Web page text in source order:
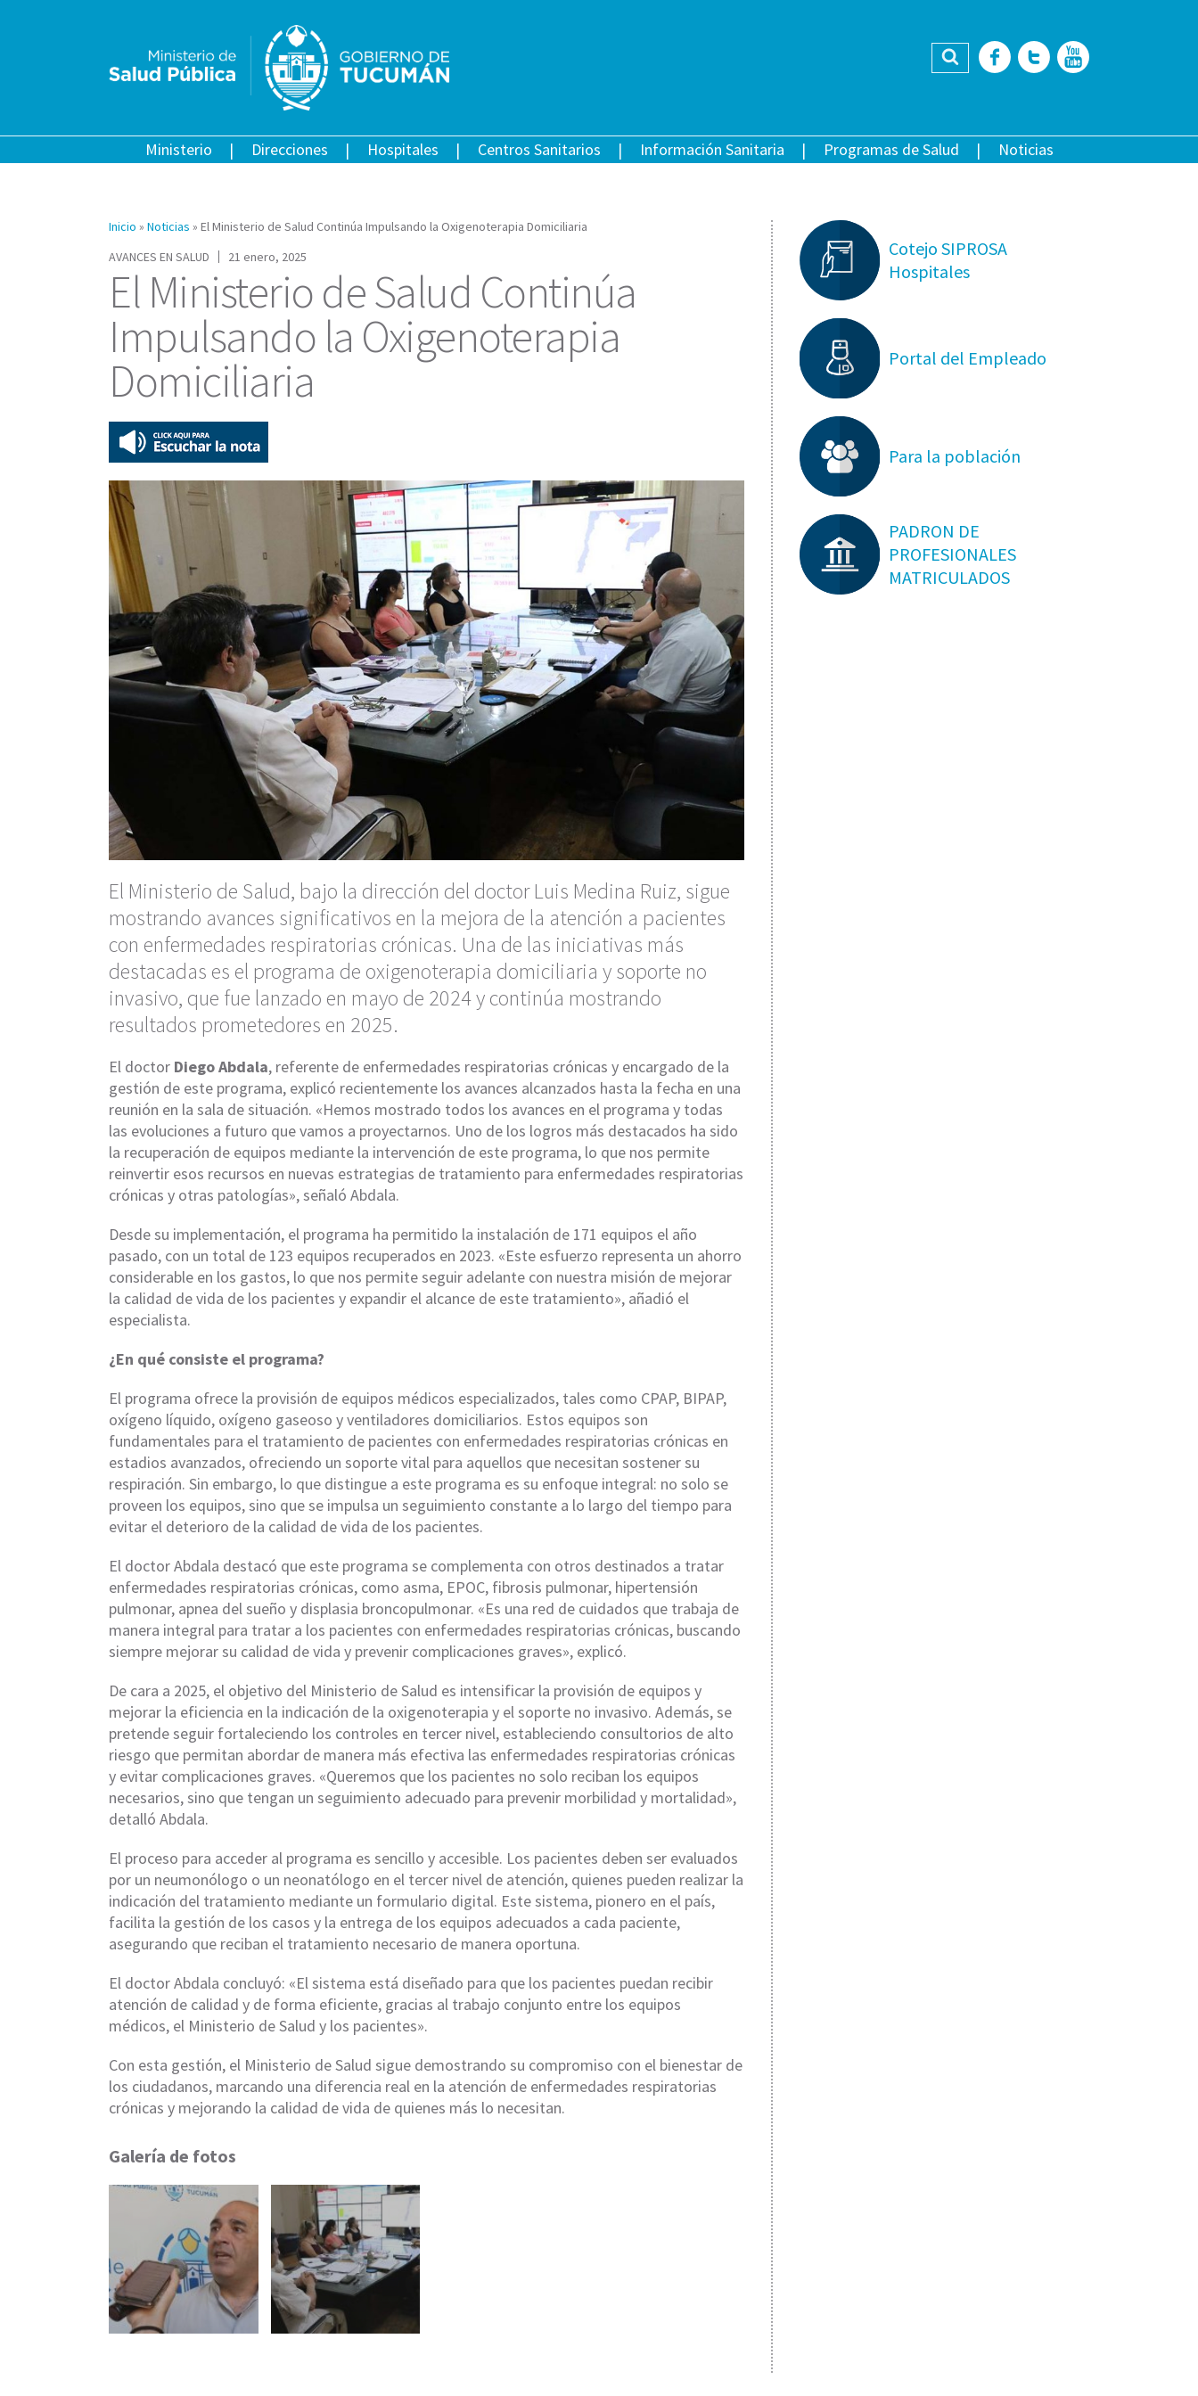
Buscar Facebook
Twitter
Ministerio Direcciones Hospitales Centros Sanitarios Información Sanitaria Programas de Salud Noticias
Inicio » Noticias » El Ministerio de Salud Continúa Impulsando la Oxigenoterapia Domiciliaria
AVANCES EN SALUD
21 enero, 2025
El Ministerio de Salud Continúa
Impulsando la Oxigenoterapia
Domiciliaria
El Ministerio de Salud, bajo la dirección del doctor Luis Medina Ruiz, sigue
mostrando avances significativos en la mejora de la atención a pacientes
con enfermedades respiratorias crónicas. Una de las iniciativas más
destacadas es el programa de oxigenoterapia domiciliaria y soporte no
invasivo, que fue lanzado en mayo de 2024 y continúa mostrando
resultados prometedores en 2025.
El doctor Diego Abdala, referente de enfermedades respiratorias crónicas y encargado de la
gestión de este programa, explicó recientemente los avances alcanzados hasta la fecha en una
reunión en la sala de situación. «Hemos mostrado todos los avances en el programa y todas
las evoluciones a futuro que vamos a proyectarnos. Uno de los logros más destacados ha sido
la recuperación de equipos mediante la intervención de este programa, lo que nos permite
reinvertir esos recursos en nuevas estrategias de tratamiento para enfermedades respiratorias
crónicas y otras patologías», señaló Abdala.
Desde su implementación, el programa ha permitido la instalación de 171 equipos el año
pasado, con un total de 123 equipos recuperados en 2023. «Este esfuerzo representa un ahorro
considerable en los gastos, lo que nos permite seguir adelante con nuestra misión de mejorar
la calidad de vida de los pacientes y expandir el alcance de este tratamiento», añadió el
especialista.
¿En qué consiste el programa?
El programa ofrece la provisión de equipos médicos especializados, tales como CPAP, BIPAP,
oxígeno líquido, oxígeno gaseoso y ventiladores domiciliarios. Estos equipos son
fundamentales para el tratamiento de pacientes con enfermedades respiratorias crónicas en
estadios avanzados, ofreciendo un soporte vital para aquellos que necesitan sostener su
respiración. Sin embargo, lo que distingue a este programa es su enfoque integral: no solo se
proveen los equipos, sino que se impulsa un seguimiento constante a lo largo del tiempo para
evitar el deterioro de la calidad de vida de los pacientes.
El doctor Abdala destacó que este programa se complementa con otros destinados a tratar
enfermedades respiratorias crónicas, como asma, EPOC, fibrosis pulmonar, hipertensión
pulmonar, apnea del sueño y displasia broncopulmonar. «Es una red de cuidados que trabaja de
manera integral para tratar a los pacientes con enfermedades respiratorias crónicas, buscando
siempre mejorar su calidad de vida y prevenir complicaciones graves», explicó.
De cara a 2025, el objetivo del Ministerio de Salud es intensificar la provisión de equipos y
mejorar la eficiencia en la indicación de la oxigenoterapia y el soporte no invasivo. Además, se
pretende seguir fortaleciendo los controles en tercer nivel, estableciendo consultorios de alto
riesgo que permitan abordar de manera más efectiva las enfermedades respiratorias crónicas
y evitar complicaciones graves. «Queremos que los pacientes no solo reciban los equipos
necesarios, sino que tengan un seguimiento adecuado para prevenir morbilidad y mortalidad»,
detalló Abdala.
El proceso para acceder al programa es sencillo y accesible. Los pacientes deben ser evaluados
por un neumonólogo o un neonatólogo en el tercer nivel de atención, quienes pueden realizar la
indicación del tratamiento mediante un formulario digital. Este sistema, pionero en el país,
facilita la gestión de los casos y la entrega de los equipos adecuados a cada paciente,
asegurando que reciban el tratamiento necesario de manera oportuna.
El doctor Abdala concluyó: «El sistema está diseñado para que los pacientes puedan recibir
atención de calidad y de forma eficiente, gracias al trabajo conjunto entre los equipos
médicos, el Ministerio de Salud y los pacientes».
Con esta gestión, el Ministerio de Salud sigue demostrando su compromiso con el bienestar de
los ciudadanos, marcando una diferencia real en la atención de enfermedades respiratorias
crónicas y mejorando la calidad de vida de quienes más lo necesitan.
Galería de fotos
Cotejo SIPROSA
Hospitales
Portal del Empleado
Para la población
PADRON DE
PROFESIONALES
MATRICULADOS